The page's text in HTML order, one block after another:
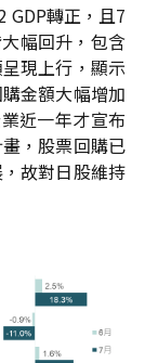
GDP轉正，且7
幅回升，包含
現上行，顯示
金額大幅增加
近一年才宣布
，股票回購已
故對日股維持